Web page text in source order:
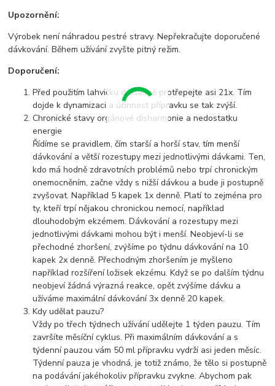
Upozornění:
Výrobek není náhradou pestré stravy. Nepřekračujte doporučené
dávkování. Během užívání zvyšte pitný režim.
Doporučení:
Před použitím lahvičku důkladně protřepejte asi 21x. Tím
dojde k dynamizaci a účinnost přípravku se tak zvýší.
Chronické stavy orgánové disharmonie a nedostatku
energie
Řídíme se pravidlem, čím starší a horší stav, tím menší
dávkování a větší rozestupy mezi jednotlivými dávkami. Ten,
kdo má hodně zdravotních problémů nebo trpí chronickým
onemocněním, začne vždy s nižší dávkou a bude ji postupně
zvyšovat. Například 5 kapek 1x denně. Platí to zejména pro
ty, kteří trpí nějakou chronickou nemocí, například
dlouhodobým ekzémem. Dávkování a rozestupy mezi
jednotlivými dávkami mohou být i menší. Neobjeví-li se
přechodné zhoršení, zvýšíme po týdnu dávkování na 10
kapek 2x denně. Přechodným zhoršením je myšleno
například rozšíření ložisek ekzému. Když se po dalším týdnu
neobjeví žádná výrazná reakce, opět zvýšíme dávku a
užíváme maximální dávkování 3x denně 20 kapek.
Kdy udělat pauzu?
Vždy po třech týdnech užívání udělejte 1 týden pauzu. Tím
završíte měsíční cyklus. Při maximálním dávkování a s
týdenní pauzou vám 50 ml přípravku vydrží asi jeden měsíc.
Týdenní pauza je vhodná, je totiž známo, že tělo si postupně
na podávání jakéhokoliv přípravku zvykne. Abychom pak